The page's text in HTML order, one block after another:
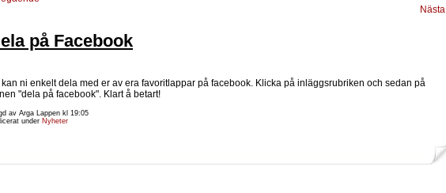
Nästa
på Facebook
kan ni enkelt dela med er av era favoritlappar på facebook. Klicka på inläggsrubriken och sedan på
"dela på facebook". Klart å betart!
av Arga Lappen kl 19:05
under Nyheter